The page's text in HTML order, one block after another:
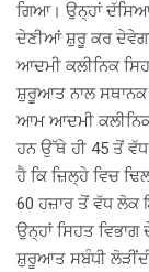
ਗਿਆ। ਉਨ੍ਹਾਂ ਦੱਸਿਆ
ਦੇਣੀਆਂ ਸ਼ੁਰੂ ਕਰ
ਆਦਮੀ ਕਲੀਨਿਕ
ਸ਼ੁਰੂਆਤ ਨਾਲ ਸਥਾਨਕ
ਆਮ ਆਦਮੀ ਕਲੀਨਿਕ
ਹਨ ਉੱਥੇ ਹੀ 45 ਤੋਂ
ਹੈ ਕਿ ਜ਼ਿਲ੍ਹੇ ਵਿਚ
60 ਹਜ਼ਾਰ ਤੋਂ ਵੱਧ ਲੋਕ
ਉਨ੍ਹਾਂ ਸਿਹਤ
ਸ਼ੁਰੂਆਤ ਸਬੰਧੀ